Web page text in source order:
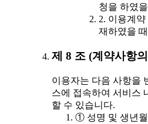
청을 하였
2. 이용계약
재하였을 때
제 8 조 (계약사항
이용자는 다음 사항을
스에 접속하여 서비스
할 수 있습니다.
① 성명 및 생년